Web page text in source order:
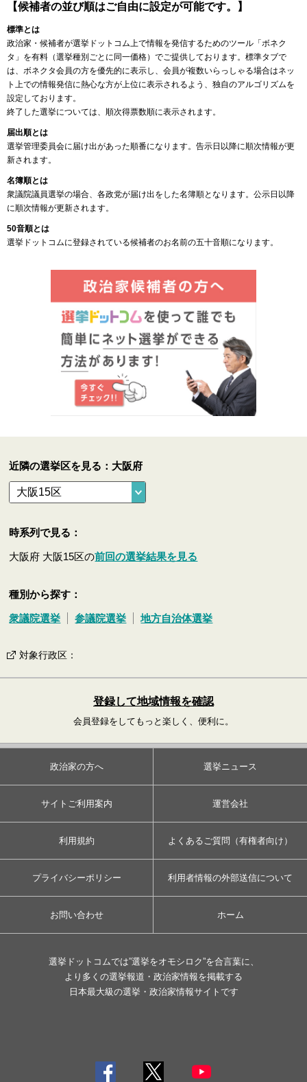
【候補者の並び順はご自由に設定が可能です。】
標準とは
政治家・候補者が選挙ドットコム上で情報を発信するためのツール「ボネク
タ」を有料（選挙種別ごとに同一価格）でご提供しております。標準タブで
は、ボネクタ会員の方を優先的に表示し、会員が複数いらっしゃる場合はネッ
ト上での情報発信に熱心な方が上位に表示されるよう、独自のアルゴリズムを
設定しております。
終了した選挙については、順次得票数順に表示されます。
届出順とは
選挙管理委員会に届け出があった順番になります。告示日以降に順次情報が更
新されます。
名簿順とは
衆議院議員選挙の場合、各政党が届け出をした名簿順となります。公示日以降
に順次情報が更新されます。
50音順とは
選挙ドットコムに登録されている候補者のお名前の五十音順になります。
近隣の選挙区を見る：大阪府
時系列で見る：
大阪府 大阪15区の前回の選挙結果を見る
種別から探す：
衆議院選挙 参議院選挙 地方自治体選挙
対象行政区 ：
登録して地域情報を確認
会員登録をしてもっと楽しく、便利に。
政治家の方へ 選挙ニュース
サイトご利用案内 運営会社
利用規約 よくあるご質問（有権者向け）
プライバシーポリシー 利用者情報の外部送信について
お問い合わせ ホーム
選挙ドットコムでは”選挙をオモシロク”を合言葉に、
より多くの選挙報道・政治家情報を掲載する
日本最大級の選挙・政治家情報サイトです